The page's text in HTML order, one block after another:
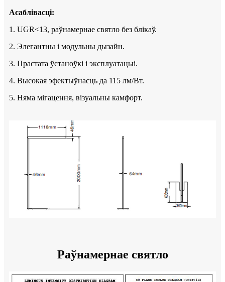
Асаблівасці:
1. UGR<13, раўнамернае святло без блікаў.
2. Элегантны і модульны дызайн.
3. Прастата ўстаноўкі і эксплуатацыі.
4. Высокая эфектыўнасць да 115 лм/Вт.
5. Няма мігацення, візуальны камфорт.
Раўнамернае святло